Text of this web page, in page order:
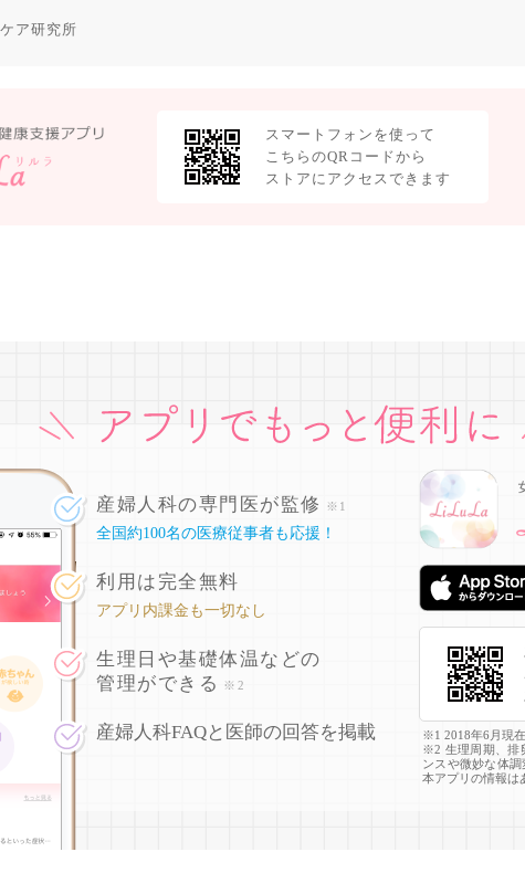
ア研究所
スマートフォンを使って
こちらのQRコードから
ストアにアクセスできます
産婦人科の専門医が監修 ※1
全国約100名の医療従事者も応援！
利用は完全無料
アプリ内課金も一切なし
生理日や基礎体温などの
管理ができる
※2
産婦人科FAQと医師の回答を掲載
※1 2018年6月現在
※2 生理周期、排
ンスや微妙な体調
本アプリの情報は